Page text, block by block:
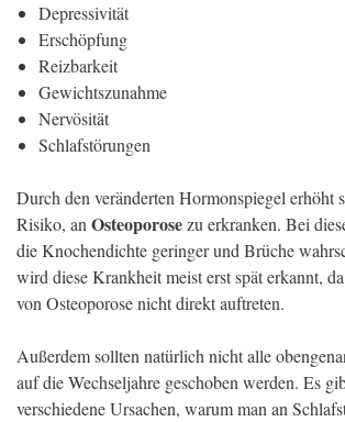
Depressivität
Erschöpfung
Reizbarkeit
Gewichtszunahme
Nervösität
Schlafstörungen
Durch den veränderten Hormonspiegel erhöht
Risiko, an Osteoporosezu erkranken. Bei
die Knochendichte geringer und Brüche
wird diese Krankheit meist erst spät erkannt,
von Osteoporose nicht direkt auftreten.
Außerdem sollten natürlich nicht alle
auf die Wechseljahre geschoben werden. Es
verschiedene Ursachen, warum man an